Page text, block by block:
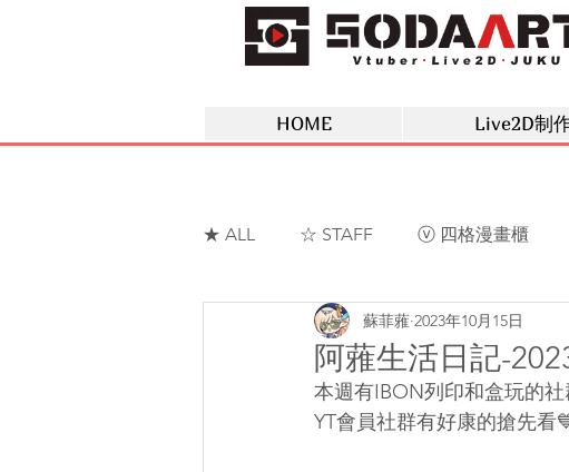
HOME Live2D制
★ ALL ☆ STAFF ⓥ 四格漫畫櫃
ⓥ 蘇菲蕥Sofia ⓥ 夢野薰草
阿蕥生活日記-
蘇菲蕥 2023年10月15日
本週有IBON列印和盒玩的社
YT會員社群有好康的搶先看